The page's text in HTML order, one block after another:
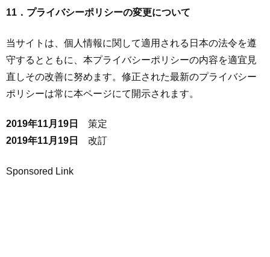
11．プライバシーポリシーの変更について
当サイトは、個人情報に関して適用される日本の法令を遵
守するとともに、本プライバシーポリシーの内容を適宜見
直しその改善に努めます。修正された最新のプライバシー
ポリシーは常に本ページにて開示されます。
2019年11月19日
策定
2019年11月19日
改訂
Sponsored Link